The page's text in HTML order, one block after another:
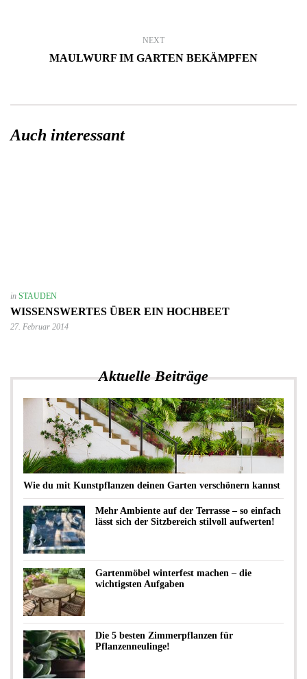
NEXT
MAULWURF IM GARTEN BEKÄMPFEN
Auch interessant
in STAUDEN
WISSENSWERTES ÜBER EIN HOCHBEET
27. Februar 2014
Aktuelle Beiträge
Wie du mit Kunstpflanzen deinen Garten verschönern kannst
Mehr Ambiente auf der Terrasse – so einfach
lässt sich der Sitzbereich stilvoll aufwerten!
Gartenmöbel winterfest machen – die
wichtigsten Aufgaben
Die 5 besten Zimmerpflanzen für
Pflanzenneulinge!